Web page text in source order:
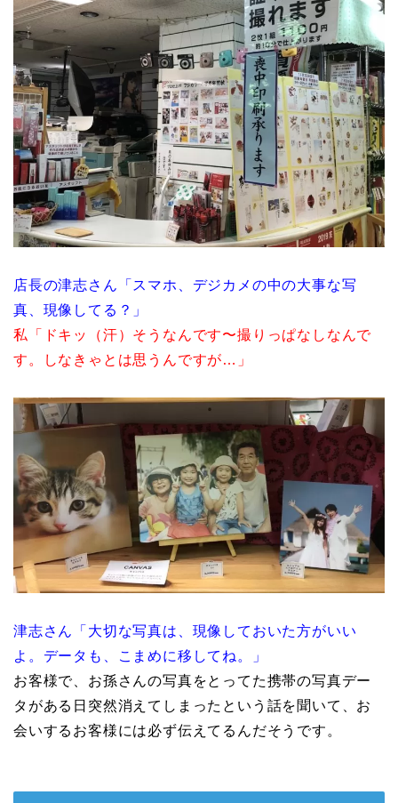
店長の津志さん「スマホ、デジカメの中の大事な写
真、現像してる？」
私「ドキッ（汗）そうなんです〜撮りっぱなしなんで
す。しなきゃとは思うんですが…」
津志さん「大切な写真は、現像しておいた方がいい
よ。データも、こまめに移してね。」
お客様で、お孫さんの写真をとってた携帯の写真デー
タがある日突然消えてしまったという話を聞いて、お
会いするお客様には必ず伝えてるんだそうです。